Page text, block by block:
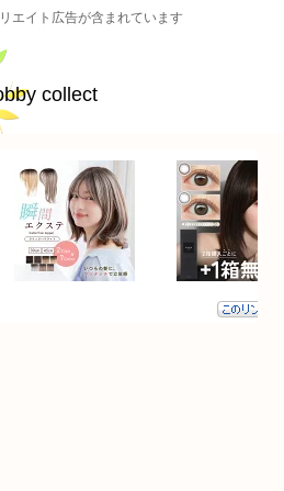
エイト広告が含まれています
collect